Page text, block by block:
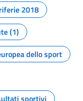
2018
(1)
dello sport
sportivi